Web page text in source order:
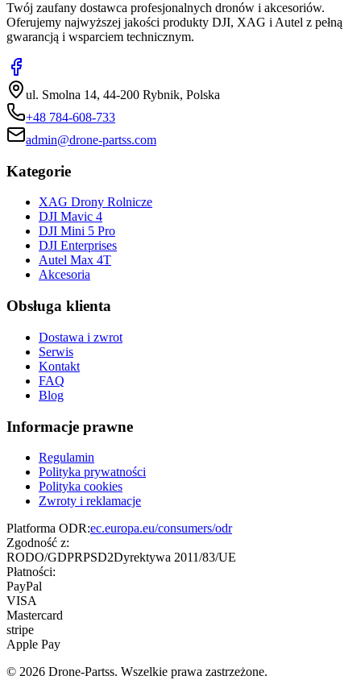
Twój zaufany dostawca profesjonalnych dronów i akcesoriów.
Oferujemy najwyższej jakości produkty DJI, XAG i Autel z pełną
gwarancją i wsparciem technicznym.
ul. Smolna 14, 44-200 Rybnik, Polska
+48 784-608-733
admin@drone-partss.com
Kategorie
XAG Drony Rolnicze
DJI Mavic 4
DJI Mini 5 Pro
DJI Enterprises
Autel Max 4T
Akcesoria
Obsługa klienta
Dostawa i zwrot
Serwis
Kontakt
FAQ
Blog
Informacje prawne
Regulamin
Polityka prywatności
Polityka cookies
Zwroty i reklamacje
Platforma ODR:ec.europa.eu/consumers/odr
Zgodność z:
RODO/GDPRPSD2Dyrektywa 2011/83/UE
Płatności:
PayPal
VISA
Mastercard
stripe
Apple Pay
© 2026 Drone-Partss. Wszelkie prawa zastrzeżone.